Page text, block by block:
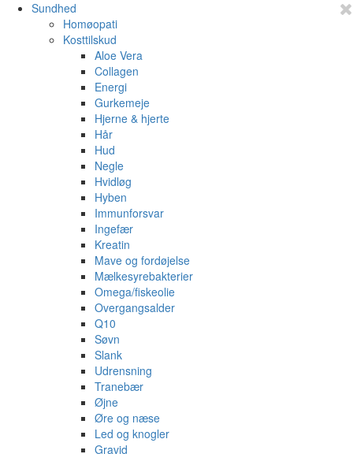
Sundhed
Homøopati
Kosttilskud
Aloe Vera
Collagen
Energi
Gurkemeje
Hjerne & hjerte
Hår
Hud
Negle
Hvidløg
Hyben
Immunforsvar
Ingefær
Kreatin
Mave og fordøjelse
Mælkesyrebakterier
Omega/fiskeolie
Overgangsalder
Q10
Søvn
Slank
Udrensning
Tranebær
Øjne
Øre og næse
Led og knogler
Gravid